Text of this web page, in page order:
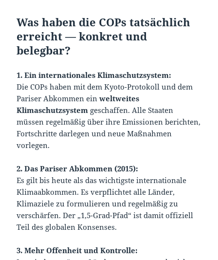
Was haben die COPs tatsächlich
erreicht — konkret und
belegbar?
1. Ein internationales Klimaschutzsystem:
Die COPs haben mit dem Kyoto-Protokoll und dem
Pariser Abkommen einweltweites
Klimaschutzsystem geschaffen. Alle Staaten
müssen regelmäßig über ihre Emissionen berichten,
Fortschritte darlegen und neue Maßnahmen
vorlegen.
2. Das Pariser Abkommen (2015):
Es gilt bis heute als das wichtigste internationale
Klimaabkommen. Es verpflichtet alle Länder,
Klimaziele zu formulieren und regelmäßig zu
verschärfen. Der „1,5-Grad-Pfad“ ist damit offiziell
Teil des globalen Konsenses.
3. Mehr Offenheit und Kontrolle: